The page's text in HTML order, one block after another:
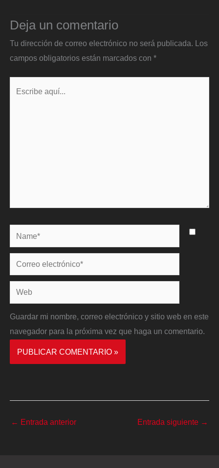
Deja un comentario
Tu dirección de correo electrónico no será publicada. Los
campos obligatorios están marcados con *
Name*
Correo
electrónico*
Web
Guardar mi nombre, correo electrónico y sitio web en este
navegador para la próxima vez que haga un comentario.
← Entrada anterior Entrada siguiente →